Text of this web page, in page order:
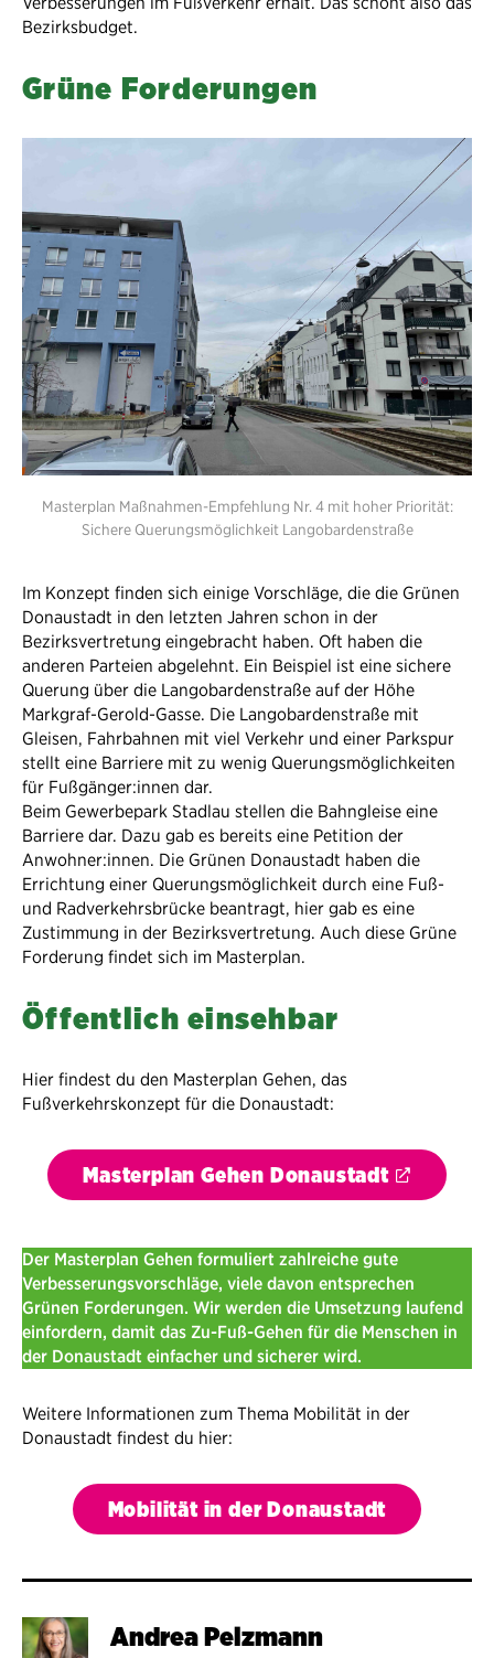
Bezirksbudget.
Grüne Forderungen
Masterplan Maßnahmen-Empfehlung Nr. 4 mit hoher Priorität:
Sichere Querungsmöglichkeit Langobardenstraße
Im Konzept finden sich einige Vorschläge, die die Grünen
Donaustadt in den letzten Jahren schon in der
Bezirksvertretung eingebracht haben. Oft haben die
anderen Parteien abgelehnt. Ein Beispiel ist eine sichere
Querung über die Langobardenstraße auf der Höhe
Markgraf-Gerold-Gasse. Die Langobardenstraße mit
Gleisen, Fahrbahnen mit viel Verkehr und einer Parkspur
stellt eine Barriere mit zu wenig Querungsmöglichkeiten
für Fußgänger:innen dar.
Beim Gewerbepark Stadlau stellen die Bahngleise eine
Barriere dar. Dazu gab es bereits eine Petition der
Anwohner:innen. Die Grünen Donaustadt haben die
Errichtung einer Querungsmöglichkeit durch eine Fuß-
und Radverkehrsbrücke beantragt, hier gab es eine
Zustimmung in der Bezirksvertretung. Auch diese Grüne
Forderung findet sich im Masterplan.
Öffentlich einsehbar
Hier findest du den Masterplan Gehen, das
Fußverkehrskonzept für die Donaustadt:
Masterplan Gehen Donaustadt
Der Masterplan Gehen formuliert zahlreiche gute
Verbesserungsvorschläge, viele davon entsprechen
Grünen Forderungen. Wir werden die Umsetzung laufend
einfordern, damit das Zu-Fuß-Gehen für die Menschen in
der Donaustadt einfacher und sicherer wird.
Weitere Informationen zum Thema Mobilität in der
Donaustadt findest du hier:
Mobilität in der Donaustadt
Andrea Pelzmann